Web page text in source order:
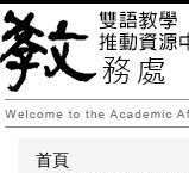
跳
到
主
要
內
首頁